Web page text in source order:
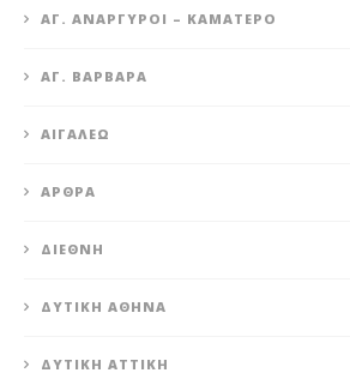
ΆΓ. ΑΝΆΡΓΥΡΟΙ – KΑΜΑΤΕΡΌ
ΑΓ. ΒΑΡΒΆΡΑ
ΑΙΓΆΛΕΩ
ΆΡΘΡΑ
ΔΙΕΘΝΉ
ΔΥΤΙΚΉ ΑΘΉΝΑ
ΔΥΤΙΚΉ ΑΤΤΙΚΉ